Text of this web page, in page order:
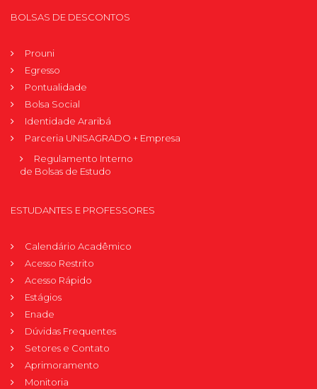
BOLSAS DE DESCONTOS
Prouni
Egresso
Pontualidade
Bolsa Social
Identidade Araribá
Parceria UNISAGRADO + Empresa
Regulamento Interno
de Bolsas de Estudo
ESTUDANTES E PROFESSORES
Calendário Acadêmico
Acesso Restrito
Acesso Rápido
Estágios
Enade
Dúvidas Frequentes
Setores e Contato
Aprimoramento
Monitoria